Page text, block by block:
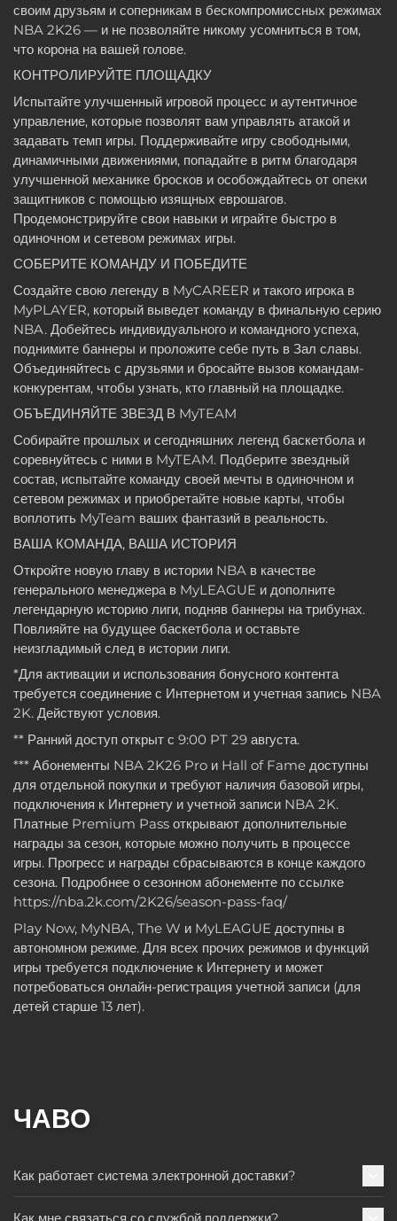
своим друзьям и соперникам в бескомпромиссных режимах
NBA 2K26 — и не позволяйте никому усомниться в том,
что корона на вашей голове.
КОНТРОЛИРУЙТЕ ПЛОЩАДКУ
Испытайте улучшенный игровой процесс и аутентичное
управление, которые позволят вам управлять атакой и
задавать темп игры. Поддерживайте игру свободными,
динамичными движениями, попадайте в ритм благодаря
улучшенной механике бросков и особождайтесь от опеки
защитников с помощью изящных еврошагов.
Продемонстрируйте свои навыки и играйте быстро в
одиночном и сетевом режимах игры.
СОБЕРИТЕ КОМАНДУ И ПОБЕДИТЕ
Создайте свою легенду в MyCAREER и такого игрока в
MyPLAYER, который выведет команду в финальную серию
NBA. Добейтесь индивидуального и командного успеха,
поднимите баннеры и проложите себе путь в Зал славы.
Объединяйтесь с друзьями и бросайте вызов командам-
конкурентам, чтобы узнать, кто главный на площадке.
ОБЪЕДИНЯЙТЕ ЗВЕЗД В MyTEAM
Собирайте прошлых и сегодняшних легенд баскетбола и
соревнуйтесь с ними в MyTEAM. Подберите звездный
состав, испытайте команду своей мечты в одиночном и
сетевом режимах и приобретайте новые карты, чтобы
воплотить MyTeam ваших фантазий в реальность.
ВАША КОМАНДА, ВАША ИСТОРИЯ
Откройте новую главу в истории NBA в качестве
генерального менеджера в MyLEAGUE и дополните
легендарную историю лиги, подняв баннеры на трибунах.
Повлияйте на будущее баскетбола и оставьте
неизгладимый след в истории лиги.
*Для активации и использования бонусного контента
требуется соединение с Интернетом и учетная запись NBA
2K. Действуют условия.
** Ранний доступ открыт с 9:00 PT 29 августа.
*** Абонементы NBA 2K26 Pro и Hall of Fame доступны
для отдельной покупки и требуют наличия базовой игры,
подключения к Интернету и учетной записи NBA 2K.
Платные Premium Pass открывают дополнительные
награды за сезон, которые можно получить в процессе
игры. Прогресс и награды сбрасываются в конце каждого
сезона. Подробнее о сезонном абонементе по ссылке
https://nba.2k.com/2K26/season-pass-faq/
Play Now, MyNBA, The W и MyLEAGUE доступны в
автономном режиме. Для всех прочих режимов и функций
игры требуется подключение к Интернету и может
потребоваться онлайн-регистрация учетной записи (для
детей старше 13 лет).
ЧАВО
Как работает система электронной доставки?
Как мне связаться со службой поддержки?